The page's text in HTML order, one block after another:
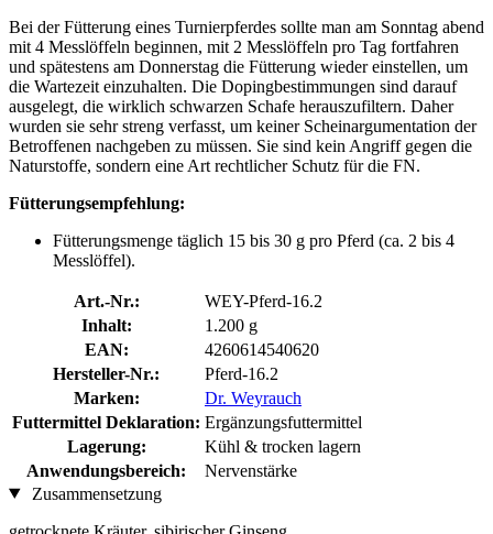
Bei der Fütterung eines Turnierpferdes sollte man am Sonntag abend
mit 4 Messlöffeln beginnen, mit 2 Messlöffeln pro Tag fortfahren
und spätestens am Donnerstag die Fütterung wieder einstellen, um
die Wartezeit einzuhalten. Die Dopingbestimmungen sind darauf
ausgelegt, die wirklich schwarzen Schafe herauszufiltern. Daher
wurden sie sehr streng verfasst, um keiner Scheinargumentation der
Betroffenen nachgeben zu müssen. Sie sind kein Angriff gegen die
Naturstoffe, sondern eine Art rechtlicher Schutz für die FN.
Fütterungsempfehlung:
Fütterungsmenge täglich 15 bis 30 g pro Pferd (ca. 2 bis 4
Messlöffel).
Art.-Nr.:
WEY-Pferd-16.2
Inhalt:
1.200 g
EAN:
4260614540620
Hersteller-Nr.:
Pferd-16.2
Marken:
Dr. Weyrauch
Futtermittel Deklaration: Ergänzungsfuttermittel
Lagerung:
Kühl & trocken lagern
Anwendungsbereich:
Nervenstärke
Zusammensetzung